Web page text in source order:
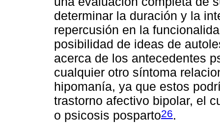
determinar la duración y la
repercusión en la
posibilidad de ideas de
acerca de los antecedentes
cualquier otro síntoma
hipomanía, ya que estos
trastorno afectivo bipolar, el
o psicosis posparto26.